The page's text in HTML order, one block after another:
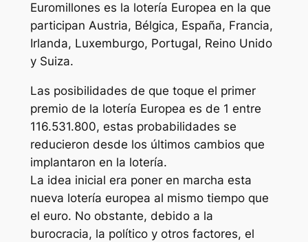
Euromillones es la lotería Europea en la que
participan Austria, Bélgica, España, Francia,
Irlanda, Luxemburgo, Portugal, Reino Unido
y Suiza.
Las posibilidades de que toque el primer
premio de la lotería Europea es de 1 entre
116.531.800, estas probabilidades se
reducieron desde los últimos cambios que
implantaron en la lotería.
La idea inicial era poner en marcha esta
nueva lotería europea al mismo tiempo que
el euro. No obstante, debido a la
burocracia, la político y otros factores, el